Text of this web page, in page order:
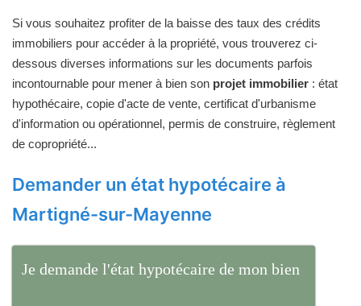
Si vous souhaitez profiter de la baisse des taux des crédits
immobiliers pour accéder à la propriété, vous trouverez ci-
dessous diverses informations sur les documents parfois
incontournable pour mener à bien son projet immobilier : état
hypothécaire, copie d'acte de vente, certificat d'urbanisme
d'information ou opérationnel, permis de construire, règlement
de copropriété...
Demander un état hypotécaire à
Martigné-sur-Mayenne
Je demande l'état hypotécaire de mon bien